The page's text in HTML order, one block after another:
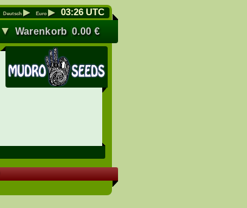
Deutsch ▶ Euro ▶ 03:26 UTC
▼ Warenkorb 0.00€